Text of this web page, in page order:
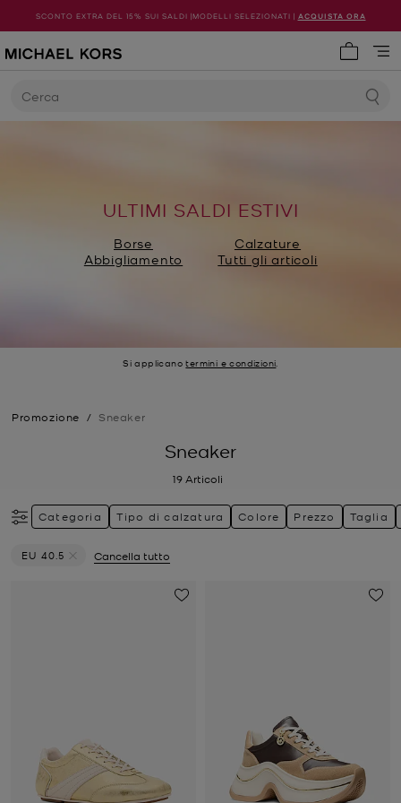
SCONTO EXTRA DEL 15% SUI SALDI |MODELLI SELEZIONATI | ACQUISTA ORA
Cerca
ULTIMI SALDI ESTIVI
Borse
Calzature
Abbigliamento
Tutti gli articoli
Si applicanotermini e condizioni.
Promozione / Sneaker
Sneaker
19 Articoli
Categoria Tipo di calzatura Colore Prezzo Taglia
EU 40.5
Cancella tutto